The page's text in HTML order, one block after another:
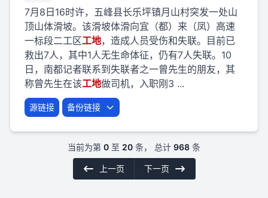
7月8日16时许，五峰县长乐坪镇月山村突发一处山
顶山体滑坡。该滑坡体滑向宜（都）来（凤）高速
一标段二工区工地，造成人员受伤和失联。目前已
救出7人，其中1人无生命体征，仍有7人失联。10
日，南都记者联系到失联者之一曾先生的朋友，其
称曾先生在该工地做司机，入职刚3 ...
源链接 备份链接
当前为第 0 至 20 条， 总计 968 条
上一页 下一页